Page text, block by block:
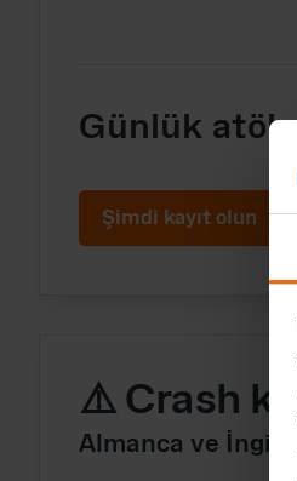
Günlük
Şimdi kayıt olun
⚠️ Crash
Almanca ve